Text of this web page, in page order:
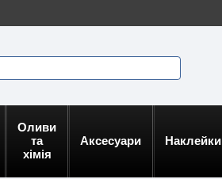
Оливи
та
хімія
Аксесуари Наклейки